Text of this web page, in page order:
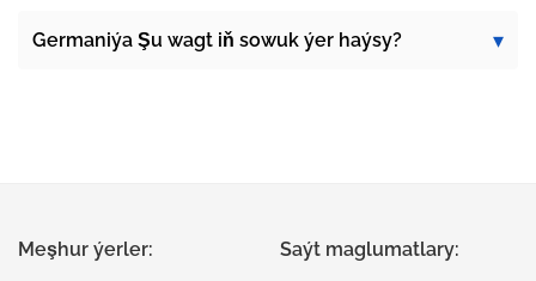
Germaniýa Şu wagt iň sowuk ýer haýsy?
Meşhur ýerler: Saýt maglumatlary: